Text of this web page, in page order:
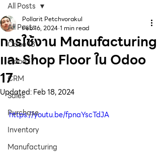
All Posts
Odoo 18
Odoo 17
CRM
Sales
Purchase
Inventory
Manufacturing
All Posts
การใช้งาน Manufacturing
และ Shop Floor ใน Odoo
17
Pollarit Petchvorakul
Feb 16, 2024 1 min read
Updated:Feb 18, 2024
https://youtu.be/fpnaYscTdJA